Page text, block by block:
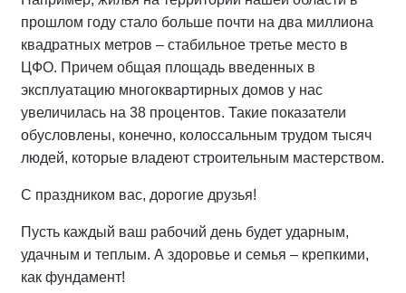
прошлом году стало больше почти на два миллиона
квадратных метров – стабильное третье место в
ЦФО. Причем общая площадь введенных в
эксплуатацию многоквартирных домов у нас
увеличилась на 38 процентов. Такие показатели
обусловлены, конечно, колоссальным трудом тысяч
людей, которые владеют строительным мастерством.
С праздником вас, дорогие друзья!
Пусть каждый ваш рабочий день будет ударным,
удачным и теплым. А здоровье и семья – крепкими,
как фундамент!